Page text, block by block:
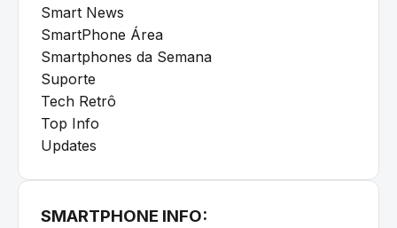
Smart News
SmartPhone Área
Smartphones da Semana
Suporte
Tech Retrô
Top Info
Updates
SMARTPHONE INFO: